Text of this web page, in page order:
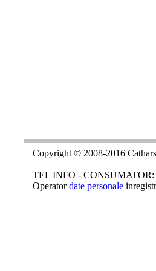
Copyright © 2008-2016
TEL INFO - CONSUMATOR:
Operatordate personale